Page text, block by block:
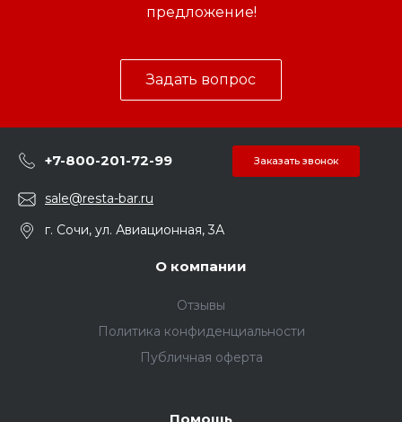
предложение!
Задать вопрос
+7-800-201-72-99 Заказать звонок
sale@resta-bar.ru
г. Сочи, ул. Авиационная, 3А
О компании
Отзывы
Политика конфиденциальности
Публичная оферта